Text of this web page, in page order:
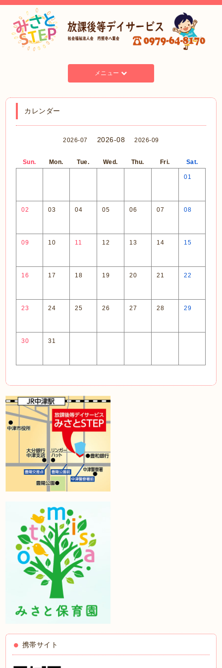
メニュー
カレンダー
2026-07 2026-08 2026-09
Sun. Mon. Tue. Wed. Thu. Fri. Sat.
01
02 03 04 05 06 07 08
09 10 11 12 13 14 15
16 17 18 19 20 21 22
23 24 25 26 27 28 29
30 31
携帯サイト